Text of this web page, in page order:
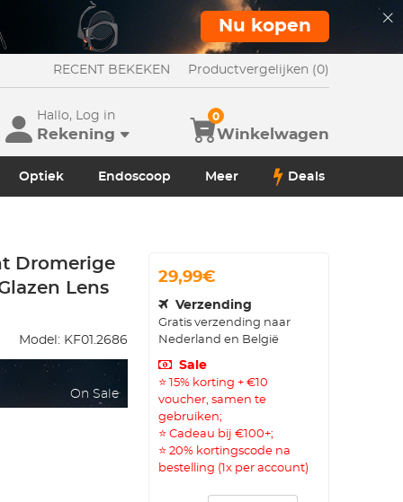
Nu kopen
RECENT BEKEKEN Productvergelijken (0)
Hallo, Log in
Rekening Winkelwagen
0
Optiek Endoscoop Meer Deals
Dromerige
Lens
Model: KF01.2686
On Sale
29,99€
Verzending
Gratis verzending naar
Nederland en België
Sale
⭐ 15% korting + €10
voucher, samen te
gebruiken;
⭐ Cadeau bij €100+;
⭐ 20% kortingscode na
bestelling (1x per account)